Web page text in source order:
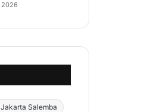
2026
Salemba